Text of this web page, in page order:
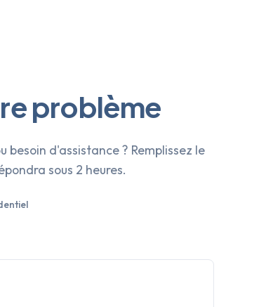
problème
d'assistance ? Remplissez le
sous 2 heures.